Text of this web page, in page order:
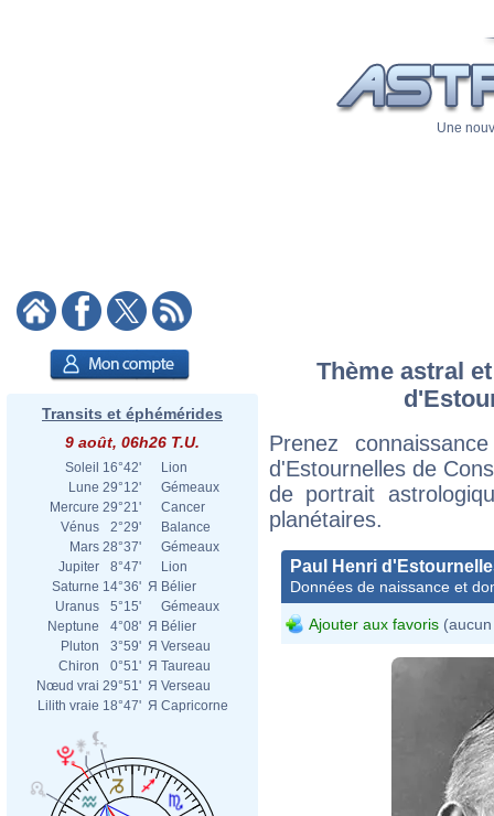
Une
Transits et éphémérides
9 août, 06h26 T.U.
Soleil 16°42'
Lion
Lune 29°12'
Gémeaux
Mercure 29°21'
Cancer
Vénus
2°29'
Balance
Mars 28°37'
Gémeaux
Jupiter
8°47'
Lion
Saturne 14°36' Я Bélier
Uranus
5°15'
Gémeaux
Neptune
4°08' Я Bélier
Pluton
3°59' Я Verseau
Chiron
0°51' Я Taureau
Nœud vrai 29°51' Я Verseau
Lilith vraie 18°47' Я Capricorne
Thème astral
Prenez
d'Estournelles de
de portrait
planétaires.
Paul Henri
Données de naissance et
Ajouter aux favoris